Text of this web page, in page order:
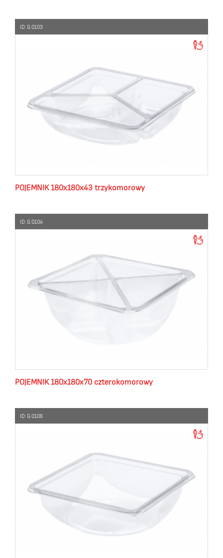
ID: G 0103
POJEMNIK 180x180x43 trzykomorowy
ID: G 0104
POJEMNIK 180x180x70 czterokomorowy
ID: G 0106